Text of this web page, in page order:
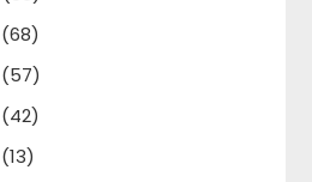
(68)
(57)
(42)
(13)